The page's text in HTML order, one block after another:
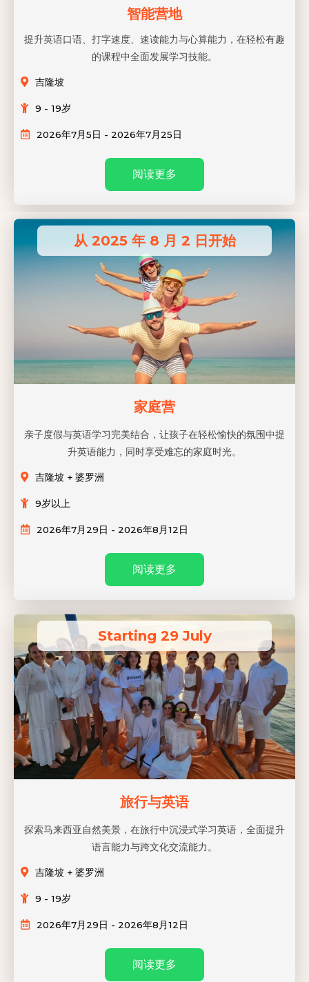
智能营地
提升英语口语、打字速度、速读能力与心算能力，在轻松有趣
的课程中全面发展学习技能。
吉隆坡
9 - 19岁
2026年7月5日 - 2026年7月25日
阅读更多
从 2025 年 8 月 2 日开始
家庭营
亲子度假与英语学习完美结合，让孩子在轻松愉快的氛围中提
升英语能力，同时享受难忘的家庭时光。
吉隆坡 + 婆罗洲
9岁以上
2026年7月29日 - 2026年8月12日
阅读更多
Starting 29 July
旅行与英语
探索马来西亚自然美景，在旅行中沉浸式学习英语，全面提升
语言能力与跨文化交流能力。
吉隆坡 + 婆罗洲
9 - 19岁
2026年7月29日 - 2026年8月12日
阅读更多